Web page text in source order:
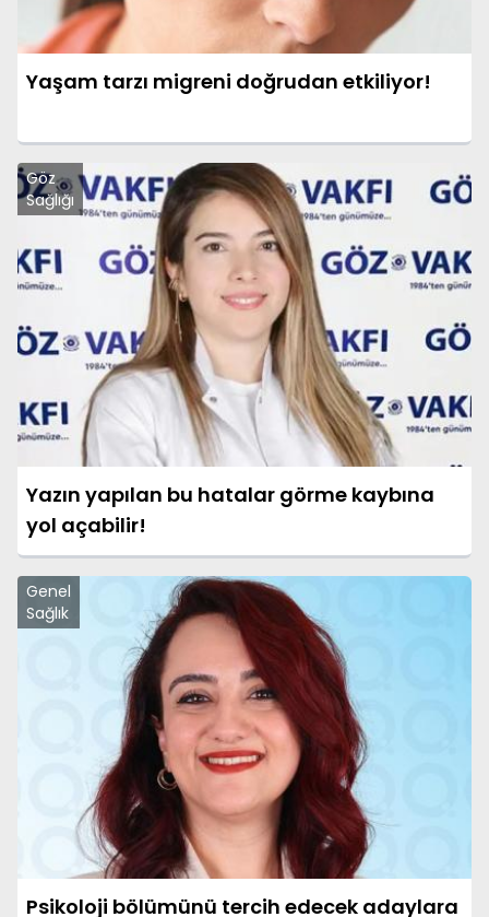
Yaşam tarzı migreni doğrudan etkiliyor!
Göz
Sağlığı
Yazın yapılan bu hatalar görme kaybına
yol açabilir!
Genel
Sağlık
Psikoloji bölümünü tercih edecek adaylara